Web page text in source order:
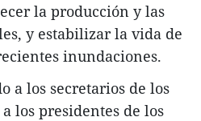
la producción y las
y estabilizar la vida de
inundaciones.
a los secretarios de los
los presidentes de los